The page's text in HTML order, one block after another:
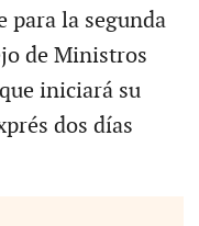
para la segunda
de Ministros
iniciará su
dos días